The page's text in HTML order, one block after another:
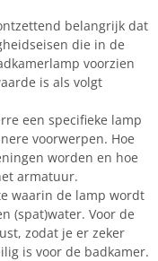
belangrijk dat
die in de
voorzien
is als volgt
een specifieke lamp
voorwerpen. Hoe
worden en hoe
armatuur.
waarin de lamp wordt
(spat)water. Voor de
zodat je er zeker
is voor de badkamer.